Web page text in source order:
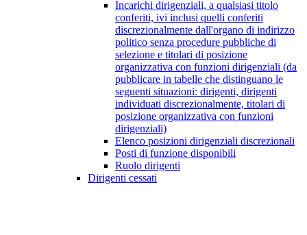
Incarichi dirigenziali, a qualsiasi titolo
conferiti, ivi inclusi quelli conferiti
discrezionalmente dall'organo di indirizzo
politico senza procedure pubbliche di
selezione e titolari di posizione
organizzativa con funzioni dirigenziali (da
pubblicare in tabelle che distinguano le
seguenti situazioni: dirigenti, dirigenti
individuati discrezionalmente, titolari di
posizione organizzativa con funzioni
dirigenziali)
Elenco posizioni dirigenziali discrezionali
Posti di funzione disponibili
Ruolo dirigenti
Dirigenti cessati